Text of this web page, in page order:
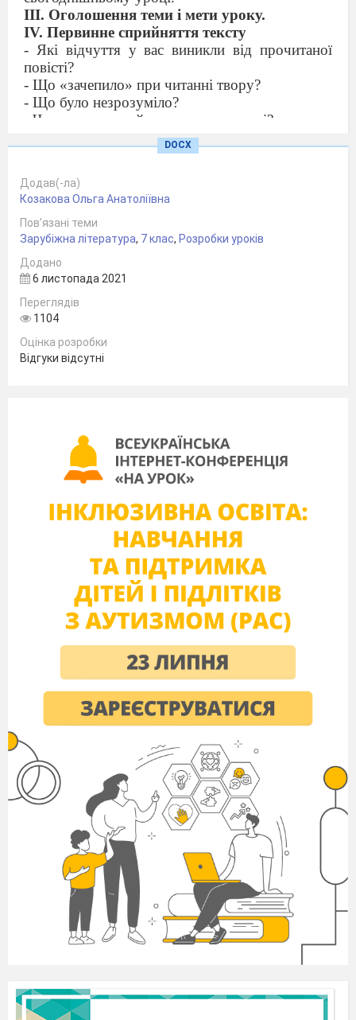
ІІІ. Оголошення теми і мети уроку.
ІV. Первинне сприйняття тексту
- Які відчуття у вас виникли від прочитаної
повісті?
- Що «зачепило» при читанні твору?
- Що було незрозуміло?
- Чого ви не сприйняли в цьому творі?
VІ. Окреслення просторового тла повісті
- Скільки просторових планів зображено на
(Їх – два: світ, в якому живе Петрусь, який є
«своїм» для нього, і «чужий» - невідомий для
хлопчика, який він поступово почне пізнавати)
- Доберіть низку визначальних ознак,
характерних для кожного світу.
VІІ. Побудова схеми
«Свій» світ
«Чужий» світ
DOCX
Додав(-ла)
Козакова Ольга Анатоліївна
Пов’язані теми
Зарубіжна література, 7 клас, Розробки уроків
Додано
6 листопада 2021
Переглядів
1104
Оцінка розробки
Відгуки відсутні